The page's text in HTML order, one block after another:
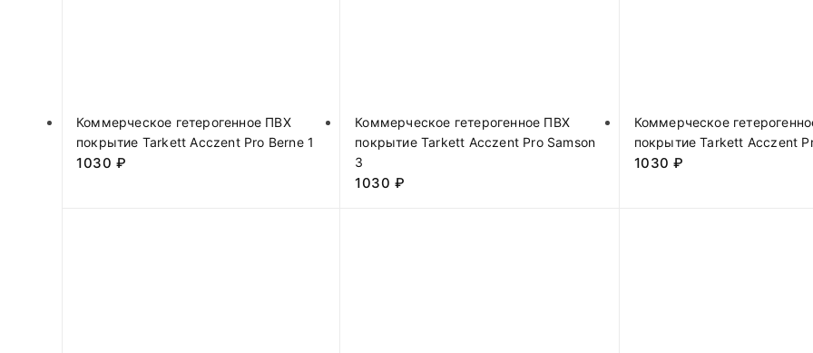
Коммерческое гетерогенное ПВХ
покрытие Tarkett Acczent Pro Berne 1
1030 ₽
Коммерческое гетерогенное ПВХ
покрытие Tarkett Acczent Pro Samson
3
1030 ₽
Коммерческое
покрытие Tarkett Acczent
1030 ₽